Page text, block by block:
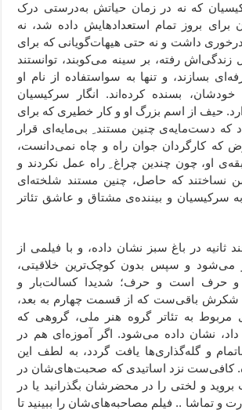
که نه در زمان حیاتش به‌درستی درک
برای بروز تمام استعدادهایش داده شد، نه
داشت و نه حتی هیهات‌گویانی که برای
رفته، بر سینه می‌کوبند، توانستند
بسازند، و تنها به سواستفاده از نام او
بسنده کرده‌اند. انگار سرکیسیان
حیف از اسم بزرگ او و کار خطیری که برای
که دست‌‌مایه‌ی چنین مستند ِ بی‌مایه‌ای قرار
که کارگردان جوان راه و چاه نمی‌دانست،
او، چون چندین چراغ ِ راه عمل نکردند و
نساختند که حاصل، چنین مستند شلخته‌ای
سرکیسیان و بیننده‌ی مشتاق و عاشق تئاتر
ثانیه در باغ سبز نشان داده، و با فیلمی از
می‌شود و سپس بدون کوچک‌ترین خلاقیتی،
است و حرف؛ شدیدا کسالت‌بار و
شکرش باقی‌ست که از قسمت چهارم به بعد،
به تئاتر گروه هنر ملی، گروهی که
نشان داده می‌شود. اگر آموزه‌ای هم در
و گله‌گذاری‌ها یافت گردد، به لطف این
کافی‌ست نزد اساتیدی که صحبت‌های‌شان در
و لختی را در محضرشان بگذرانید یا در
و تماشا .. فیلم مصاحبه‌های‌شان را ببینید تا